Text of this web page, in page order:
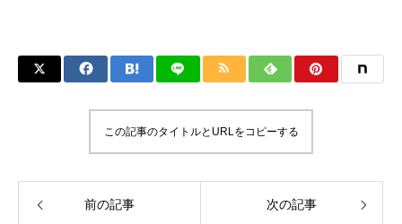
この記事のタイトルとURLをコピーする
前の記事 次の記事